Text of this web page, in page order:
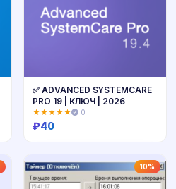
Купить
✅ ADVANCED SYSTEMCARE
PRO 19 | КЛЮЧ | 2026
★★★★★ 0
₽40
10%